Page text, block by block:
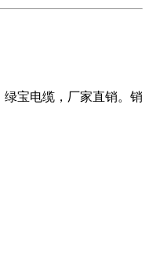
宝电缆，厂家直销。销